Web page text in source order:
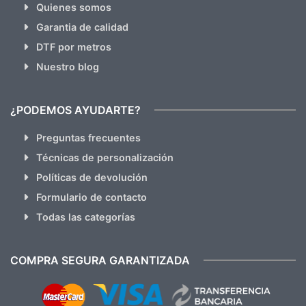
Quienes somos
Garantia de calidad
DTF por metros
Nuestro blog
¿PODEMOS AYUDARTE?
Preguntas frecuentes
Técnicas de personalización
Políticas de devolución
Formulario de contacto
Todas las categorías
COMPRA SEGURA GARANTIZADA